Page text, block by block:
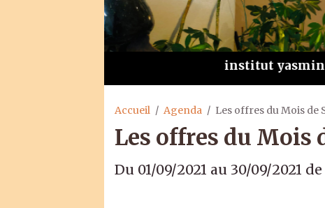
Accueil Agenda Les offres du Mois de
Les offres du Mois
Du 01/09/2021 au 30/09/2021